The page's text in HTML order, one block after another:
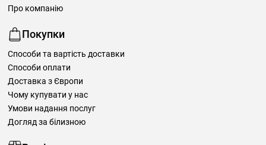
Про компанію
Покупки
Способи та вартість доставки
Способи оплати
Доставка з Європи
Чому купувати у нас
Умови надання послуг
Догляд за білизною